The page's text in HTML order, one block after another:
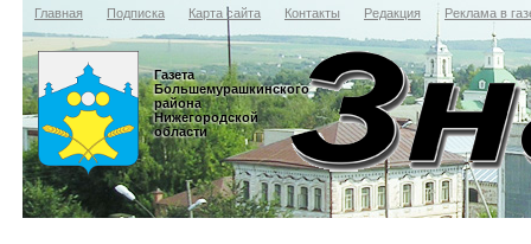
Главная Подписка Карта сайта Контакты Редакция Реклама в
Газета
Большемурашкинского
района
Нижегородской
области